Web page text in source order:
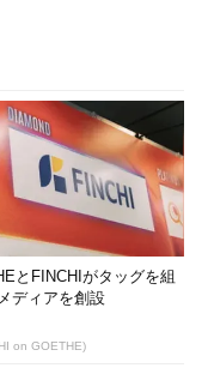
とFINCHIがタッグを組
ディアを創設
on GOETHE)